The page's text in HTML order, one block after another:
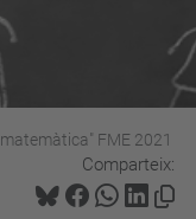
FME 2021
Comparteix: